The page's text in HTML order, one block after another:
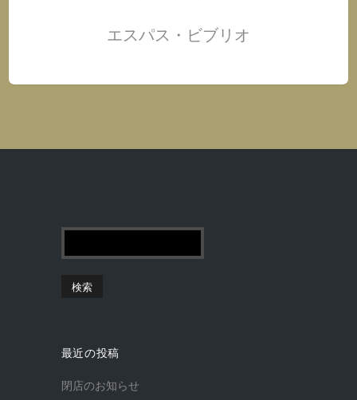
エスパス・ビブリオ
最近の投稿
閉店のお知らせ